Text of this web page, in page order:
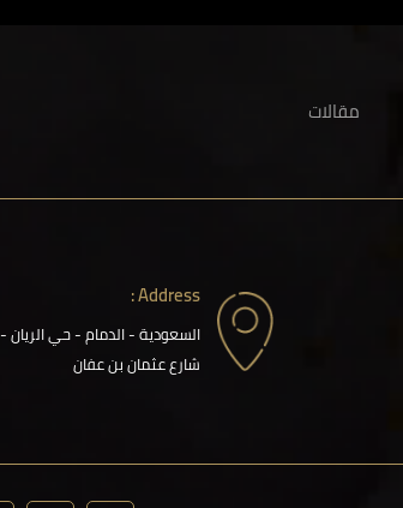
مقالات
Address :
السعودية - الدمام - حي الريان -
شارع عثمان بن عفان